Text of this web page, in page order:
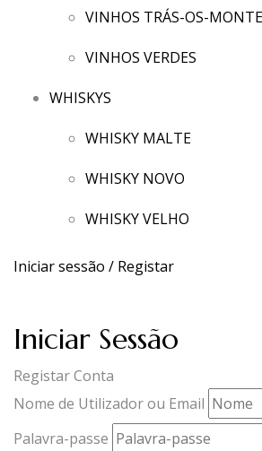
VINHOS TRÁS-OS-
VINHOS VERDES
WHISKYS
WHISKY MALTE
WHISKY NOVO
WHISKY VELHO
Iniciar sessão / Registar
Iniciar Sessão
Registar Conta
Nome de Utilizador ou Email
Palavra-passe